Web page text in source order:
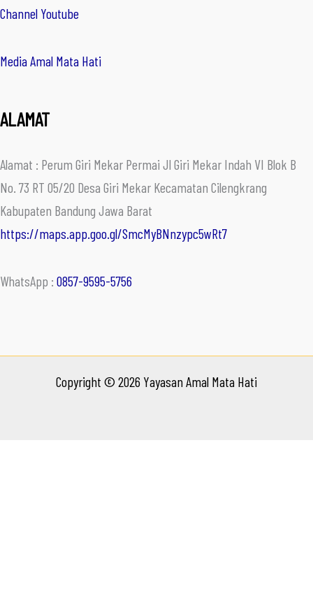
Channel Youtube
Media Amal Mata Hati
ALAMAT
Alamat : Perum Giri Mekar Permai Jl Giri Mekar Indah VI Blok B
No. 73 RT 05/20 Desa Giri Mekar Kecamatan Cilengkrang
Kabupaten Bandung Jawa Barat
https://maps.app.goo.gl/SmcMyBNnzypc5wRt7
WhatsApp : 0857-9595-5756
Copyright © 2026 Yayasan Amal Mata Hati